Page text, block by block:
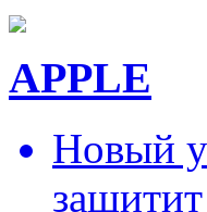
APPLE
Новый